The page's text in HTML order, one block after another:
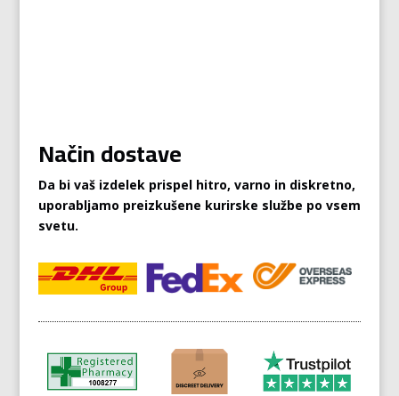
Način dostave
Da bi vaš izdelek prispel hitro, varno in diskretno,
uporabljamo preizkušene kurirske službe po vsem
svetu.